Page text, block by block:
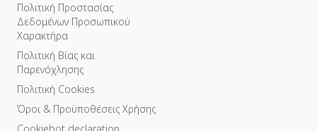
Πολιτική Προστασίας
Δεδομένων Προσωπικού
Χαρακτήρα
Πολιτική Βίας και
Παρενόχλησης
Πολιτική Cookies
Όροι & Προϋποθέσεις Χρήσης